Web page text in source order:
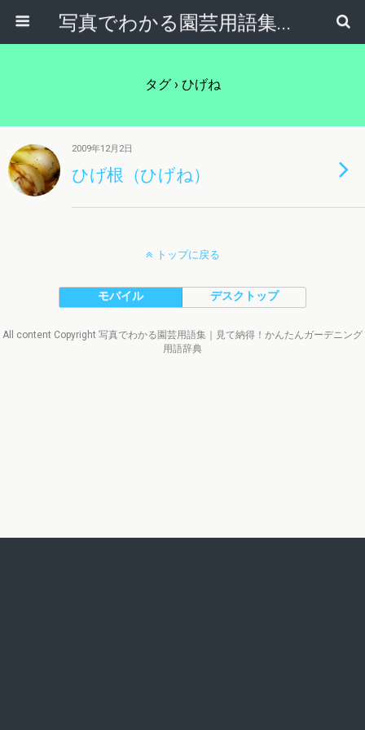
写真でわかる園芸用語集｜見て納得！かんたんガーデニング用語辞典
タグ › ひげね
2009年12月2日
ひげ根（ひげね）
トップに戻る
モバイル デスクトップ
All content Copyright 写真でわかる園芸用語集｜見て納得！かんたんガーデニング
用語辞典